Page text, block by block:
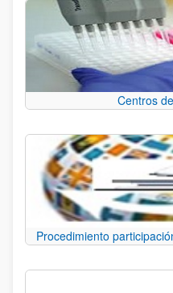
Centros
Procedimiento